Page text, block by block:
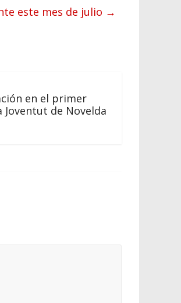
este mes de julio →
en el primer
Joventut de Novelda